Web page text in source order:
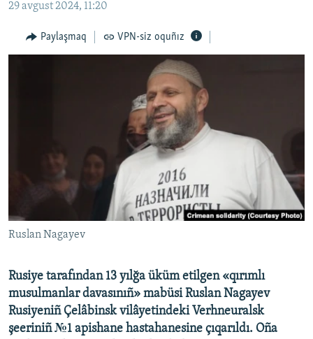
VİDEO
SÜRET
Українською
QOŞULIÑIZ!
29 avgust 2024, 11:20
Paylaşmaq VPN-siz oquñız
Ruslan Nagayev
Rusiye tarafından 13 yılğa üküm etilgen «qırımlı
musulmanlar davasınıñ» mabüsi Ruslan Nagayev
Rusiyeniñ Çelâbinsk vilâyetindeki Verhneuralsk
şeeriniñ №1 apishane hastahanesine çıqarıldı. Oña